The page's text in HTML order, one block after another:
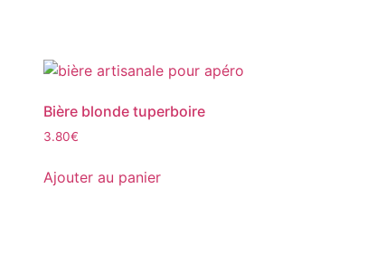
Bière blonde tuperboire
3.80€
Ajouter au panier